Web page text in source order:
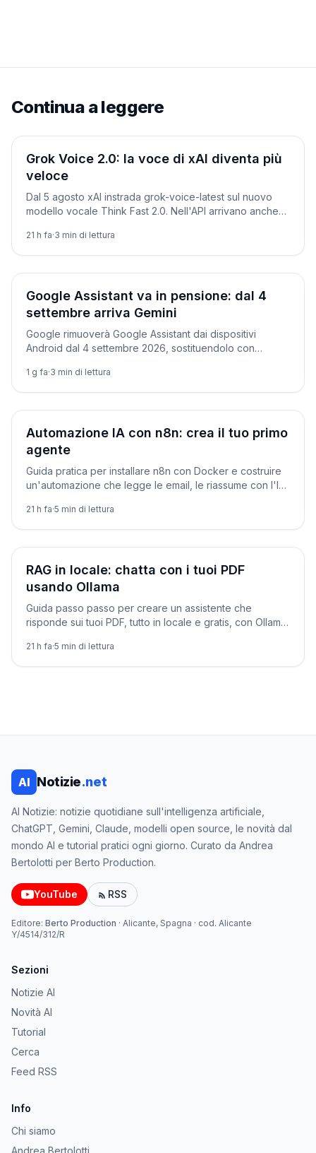
Continua a leggere
Prodotti
Grok Voice 2.0: la voce di xAI diventa più
veloce
Dal 5 agosto xAI instrada grok-voice-latest sul nuovo
modello vocale Think Fast 2.0. Nell'API arrivano anche
21 h fa·3 min di lettura
Prodotti
Google Assistant va in pensione: dal 4
settembre arriva Gemini
Google rimuoverà Google Assistant dai dispositivi
Android dal 4 settembre 2026, sostituendolo con
eccezioni.
1 g fa·3 min di lettura
Tutorial
Automazione IA con n8n: crea il tuo primo
agente
Guida pratica per installare n8n con Docker e costruire
un'automazione che legge le email, le riassume con l'IA
21 h fa·5 min di lettura
Tutorial
RAG in locale: chatta con i tuoi PDF
usando Ollama
Guida passo passo per creare un assistente che
risponde sui tuoi PDF, tutto in locale e gratis, con Ollama,
21 h fa·5 min di lettura
AI Notizie.net
AI Notizie: notizie quotidiane sull'intelligenza artificiale,
ChatGPT, Gemini, Claude, modelli open source, le novità dal
mondo AI e tutorial pratici ogni giorno. Curato da Andrea
Bertolotti per Berto Production.
YouTube RSS
Editore: Berto Production · Alicante, Spagna · cod. Alicante
Y/4514/312/R
Sezioni
Notizie AI
Novità AI
Tutorial
Cerca
Feed RSS
Info
Chi siamo
Andrea Bertolotti